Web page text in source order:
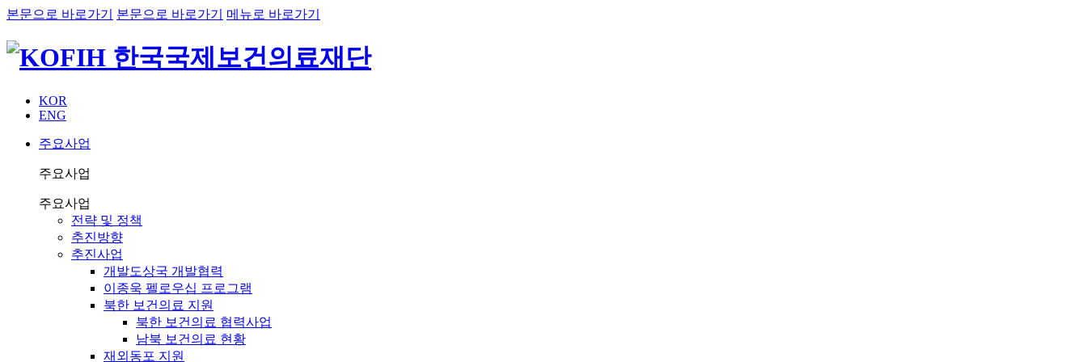
본문으로 바로가기 본문으로 바로가기 메뉴로 바로가기
KOR
ENG
주요사업
주요사업
주요사업
전략 및 정책
추진방향
추진사업
개발도상국 개발협력
이종욱 펠로우십 프로그램
북한 보건의료 지원
북한 보건의료 협력사업
남북 보건의료 현황
재외동포 지원